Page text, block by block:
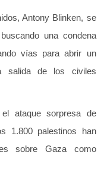
Antony Blinken, se
una condena
vías para abrir un
salida de los civiles
ataque sorpresa de
1.800 palestinos han
sobre Gaza como